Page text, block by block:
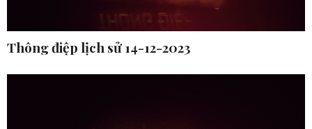
Thông điệp lịch sử 14-12-2023